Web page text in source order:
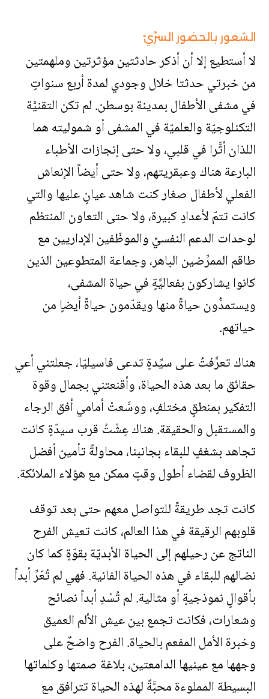
الشعور بالحضور السرِّيّ
لا أستطيع إلا أن أذكر حادثتين مؤثرتين وملهمتين
من خبرتي حدثتا خلال وجودي لمدة أربع سنواتٍ
في مشفى الأطفال بمدينة بوسطن. لم تكن التقنيَّة
التكنلوجيّة والعلميّة في المشفى أو شموليته هما
اللذان أثَّرا في قلبي، ولا حتى إنجازات الأطباء
البارعة هناك وعبقريتهم، ولا حتى أيضاً الإنعاش
الفعلي لأطفال صغار كنت شاهد عيانٍ عليها والتي
كانت تتمّ لأعدادٍ كبيرة، ولا حتى التعاون المنتظم
لوحدات الدعم النفسيِّ والموظّفين الإداريين مع
طاقم الممرِّضين الباهر، وجماعة المتطوعين الذين
كانوا يشاركون بفعاليَّةٍ في حياة المشفى،
ويستمدُّون حياةً منها ويقدّمون حياةً أيضاٍ من
حياتهم.
هناك تعرَّفتُ على سيِّدةٍ تدعى فاسيليّا، جعلتني أعي
حقائق ما بعد هذه الحياة، وأقنعتني بجمال وقوة
التفكير بمنطقٍ مختلفٍ، ووسَّعتْ أمامي أفق الرجاء
والمستقبل والحقيقة. هناك عِشْتُ قرب سيدّةٍ كانت
تجاهد بشغفٍ للبقاء بجانبنا، محاولةً تأمين أفضل
الظروف لقضاء أطول وقتٍ ممكن مع هؤلاء الملائكة.
كانت تجد طريقةً للتواصل معهم حتى بعد توقف
قلوبهم الرقيقة في هذا العالم، كانت تعيش الفرح
الناتج عن رحيلهم إلى الحياة الأبديّة بقوّةٍ كما كان
نضالهم للبقاء في هذه الحياة الفانية. فهي لم تُعَرِّ أبداً
بأقوالٍ نموذجيةٍ أو مثالية. لم تُسْدِ أبداً نصائح
وشعارات، فكانت تجمع بين عيش الألم العميق
وخبرة الأمل المفعم بالحياة. الفرح واضحٌ على
وجهها مع عينيها الدامعتين، بلاغة صمتها وكلماتها
البسيطة المملوءة محبَّةً لهذه الحياة تترافق مع